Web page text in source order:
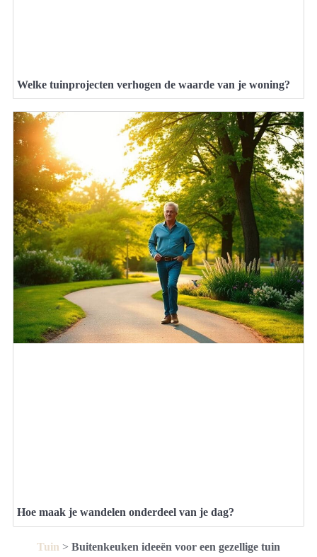
Welke tuinprojecten verhogen de waarde van je woning?
Hoe maak je wandelen onderdeel van je dag?
Tuin > Buitenkeuken ideeën voor een gezellige tuin